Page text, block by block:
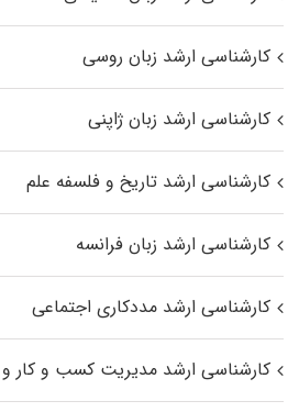
کارشناسی ارشد زبان روسی
کارشناسی ارشد زبان ژاپنی
کارشناسی ارشد تاریخ و فلسفه علم
کارشناسی ارشد زبان فرانسه
کارشناسی ارشد مددکاری اجتماعی
کارشناسی ارشد مدیریت کسب و کار